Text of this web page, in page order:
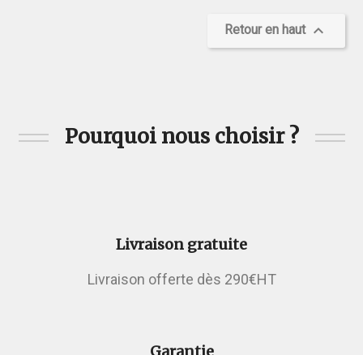
Retour en haut 
Pourquoi nous choisir ?
Livraison gratuite
Livraison offerte dès 290€HT